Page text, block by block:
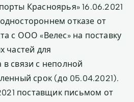
Красноярья» 16.06.2021
отказе от
с ООО «Велес» на поставку
частей для
в связи с неполной
срок (до 05.04.2021).
поставщик письмом от